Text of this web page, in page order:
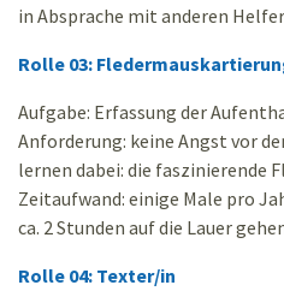
in Absprache mit anderen
Rolle 03:
Aufgabe: Erfassung der
Anforderung: keine Angst vor
lernen dabei: die faszinierende
Zeitaufwand: einige Male pro
ca. 2 Stunden auf die Lauer
Rolle 04: Texter/in